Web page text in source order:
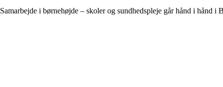
Samarbejde i børnehøjde – skoler og sundhedspleje går hånd i hånd i